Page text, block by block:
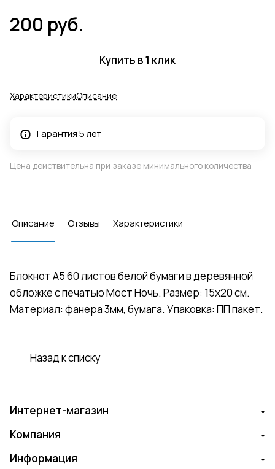
200 руб.
Купить в 1 клик
ХарактеристикиОписание
Гарантия 5 лет
Цена действительна при заказе минимального количества
Описание Отзывы Характеристики
Блокнот А5 60 листов белой бумаги в деревянной
обложке с печатью Мост Ночь. Размер: 15х20 см.
Материал: фанера 3мм, бумага. Упаковка: ПП пакет.
Назад к списку
Интернет-магазин
Компания
Информация